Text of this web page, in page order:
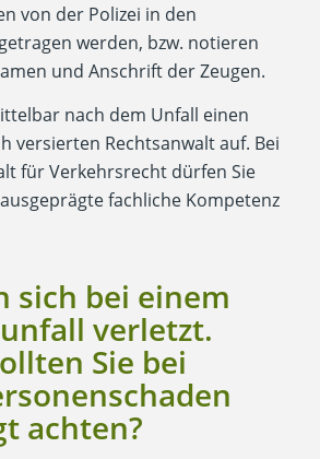
von der Polizei in den
werden, bzw. notieren
und Anschrift der Zeugen.
nach dem Unfall einen
versierten Rechtsanwalt auf. Bei
für Verkehrsrecht dürfen Sie
fachliche Kompetenz
sich bei einem
verletzt.
Sie bei
achten?